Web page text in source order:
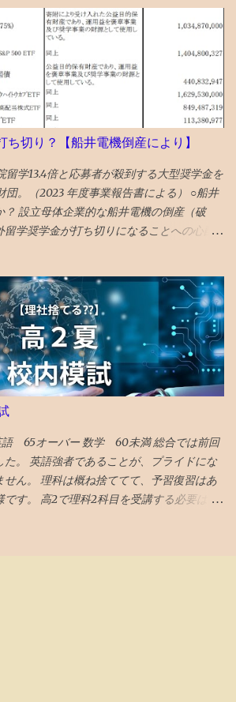
けの３０分前に起きて株価をチェック ほぼ
りする勇気も起きない株価の低迷具合で、
結局塩漬け状態へ...
ち切り？【船井電機倒産により】
留学13.4倍と応募者が殺到する大型奨学金を
団。（2023 年度事業報告書による） ○船井
？ 設立母体企業的な船井電機の倒産（破
留学奨学金が打ち切りになることへの心配
より今後の 寄付金がゼロになると奨学金
ではないか？ ②財団の基金で 船井電機の
か ？ 船井財団のHP を調べてみると、 上
保有資産が113億円で、年間の利息・分配金
億円。年間1億円の赤字ですが、 今後の寄付
は十分に運営できる基金を財団自らが保
寄付金受け入れにより運営されている柳井
体に頼らない財政基盤が構築されていま
外使用も法律により禁止されていますの
よる借金返済などに充てることも、（法律
行為が行われない限り）、不可能です。 上
額大きい順で 米国高配当株ETF、S＆
65オーバー 数学 60未満 総合では前回
た。 英語強者であることが、プライドにな
せん。 理科は概ね捨ててて、予習復習はあ
です。 高2で理科2科目を受講する必要はな